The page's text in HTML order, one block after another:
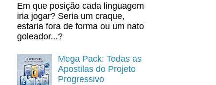
Em que posição cada linguagem
iria jogar? Seria um craque,
estaria fora de forma ou um nato
goleador...?
Mega Pack: Todas as
Apostilas do Projeto
Progressivo